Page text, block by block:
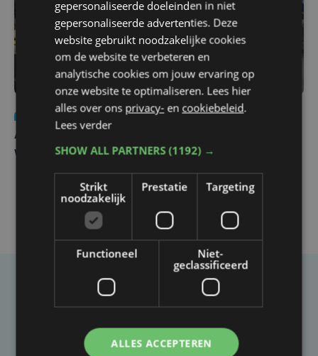
Nieuws
do 30 juli | 12:57
Autobestuurster rijdt na foutief manoeuvre tegen
winkelgevel in Ieper
Taalfout opgemerkt?
gepersonaliseerde doeleinden in niet
gepersonaliseerde advertenties. Deze
website gebruikt noodzakelijke cookies
om de website te verbeteren en
analytische cookies om jouw ervaring op
onze website te optimaliseren. Lees hier
alles over ons privacy- en cookiebeleid.
Lees verder
SHOW ALL PARTNERS(1192) →
Strikt
noodzakelijk
Prestatie Targeting
Functioneel
Niet-
geclassificeerd
ALLES ACCEPTEREN